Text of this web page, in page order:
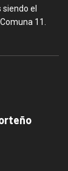
el
11.